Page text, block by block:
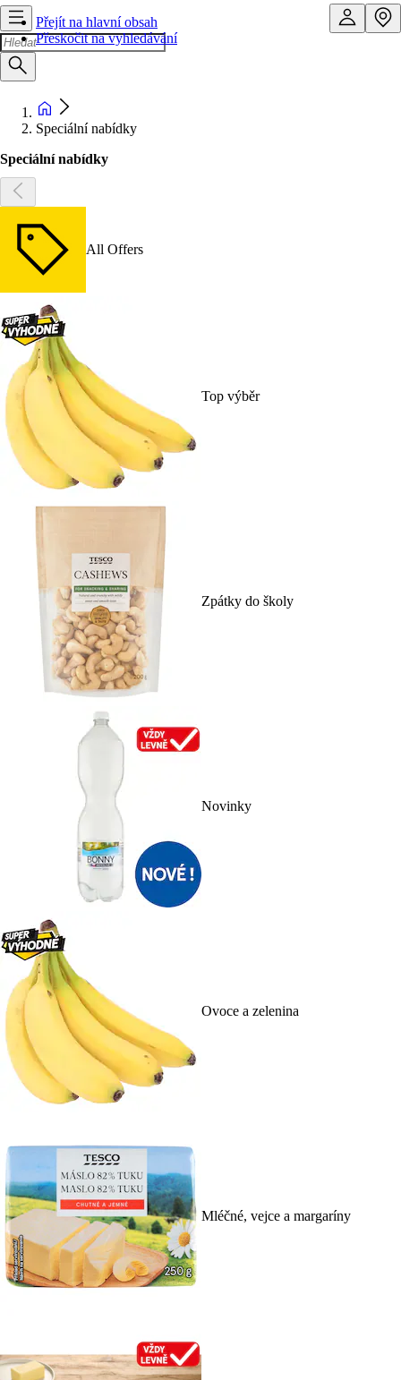
Přejít na hlavní obsah
Přeskočit na vyhledávání
Speciální nabídky
Speciální nabídky
All Offers
Top výběr
Zpátky do školy
Novinky
Ovoce a zelenina
Mléčné, vejce a margaríny